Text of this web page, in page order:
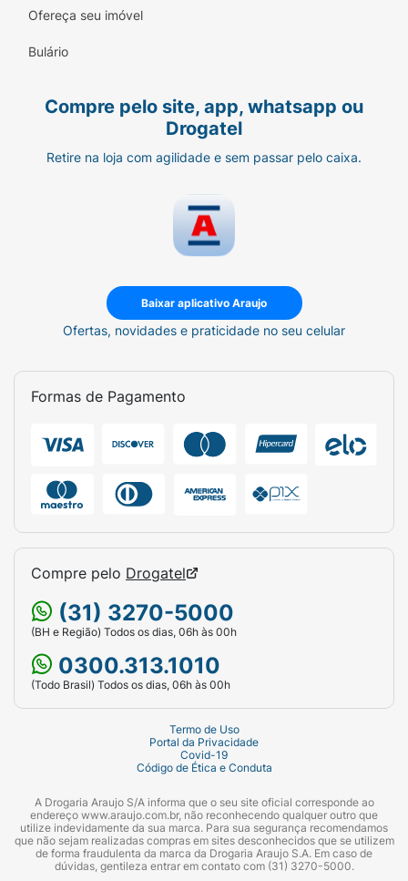
Ofereça seu imóvel
Bulário
Compre pelo site, app, whatsapp ou
Drogatel
Retire na loja com agilidade e sem passar pelo caixa.
Baixar aplicativo Araujo
Ofertas, novidades e praticidade no seu celular
Formas de Pagamento
Compre pelo Drogatel
(31) 3270-5000
(BH e Região) Todos os dias, 06h às 00h
0300.313.1010
(Todo Brasil) Todos os dias, 06h às 00h
Termo de Uso
Portal da Privacidade
Covid-19
Código de Ética e Conduta
A Drogaria Araujo S/A informa que o seu site oficial corresponde ao
endereço www.araujo.com.br, não reconhecendo qualquer outro que
utilize indevidamente da sua marca. Para sua segurança recomendamos
que não sejam realizadas compras em sites desconhecidos que se utilizem
de forma fraudulenta da marca da Drogaria Araujo S.A. Em caso de
dúvidas, gentileza entrar em contato com (31) 3270-5000.